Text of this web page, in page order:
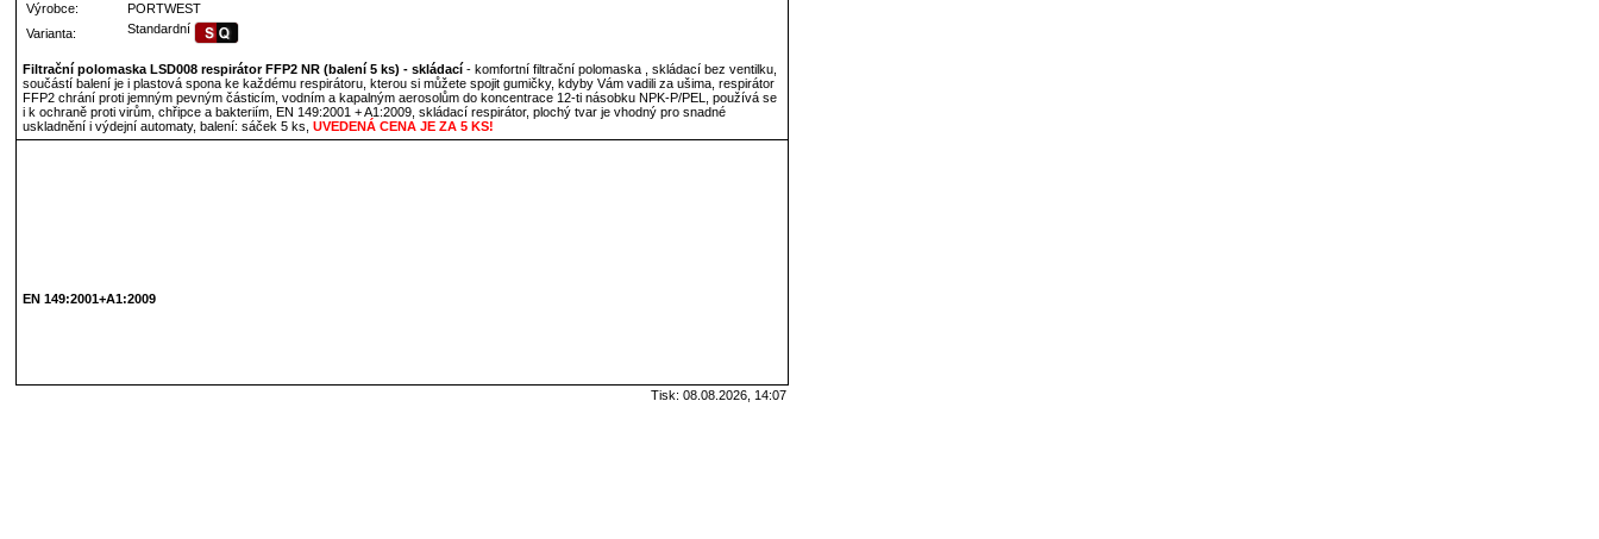
Výrobce:
PORTWEST
Varianta:
Standardní
Filtrační polomaska LSD008 respirátor FFP2 NR (balení 5 ks) - skládací - komfortní filtrační polomaska , skládací bez ventilku,
součástí balení je i plastová spona ke každému respirátoru, kterou si můžete spojit gumičky, kdyby Vám vadili za ušima, respirátor
FFP2 chrání proti jemným pevným částicím, vodním a kapalným aerosolům do koncentrace 12-ti násobku NPK-P/PEL, používá se
i k ochraně proti virům, chřipce a bakteriím, EN 149:2001 + A1:2009, skládací respirátor, plochý tvar je vhodný pro snadné
uskladnění i výdejní automaty, balení: sáček 5 ks, UVEDENÁ CENA JE ZA 5 KS!
EN 149:2001+A1:2009
Tisk: 08.08.2026, 14:07